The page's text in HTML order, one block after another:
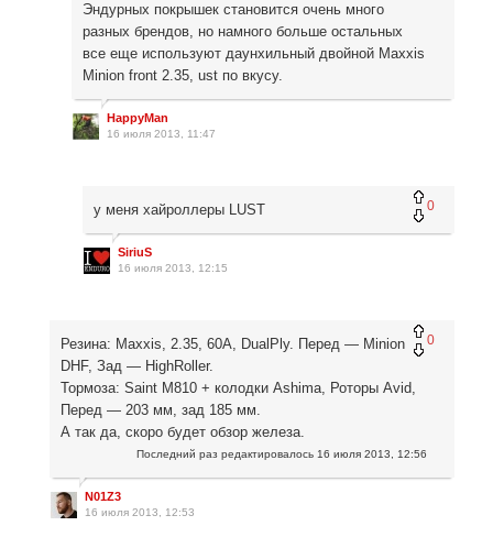
Эндурных покрышек становится очень много
разных брендов, но намного больше остальных
все еще используют даунхильный двойной Maxxis
Minion front 2.35, ust по вкусу.
HappyMan
16 июля 2013, 11:47
0
у меня хайроллеры LUST
SiriuS
16 июля 2013, 12:15
0
Резина: Maxxis, 2.35, 60A, DualPly. Перед — Minion
DHF, Зад — HighRoller.
Тормоза: Saint M810 + колодки Ashima, Роторы Avid,
Перед — 203 мм, зад 185 мм.
А так да, скоро будет обзор железа.
Последний раз редактировалось 16 июля 2013, 12:56
N01Z3
16 июля 2013, 12:53